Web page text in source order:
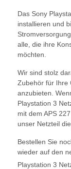
Das Sony
installieren und
alle, die ihre
möchten.
Wir sind stolz
Zubehör für Ihre
anzubieten.
Playstation 3
mit dem APS
unser Netzteil
Bestellen Sie
wieder auf den
Playstation 3